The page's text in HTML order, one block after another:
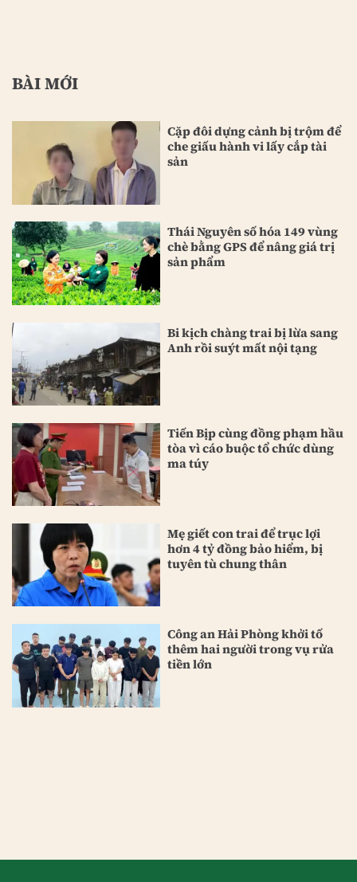
BÀI MỚI
Cặp đôi dựng cảnh bị trộm để
che giấu hành vi lấy cắp tài
sản
Thái Nguyên số hóa 149 vùng
chè bằng GPS để nâng giá trị
sản phẩm
Bi kịch chàng trai bị lừa sang
Anh rồi suýt mất nội tạng
Tiến Bịp cùng đồng phạm hầu
tòa vì cáo buộc tổ chức dùng
ma túy
Mẹ giết con trai để trục lợi
hơn 4 tỷ đồng bảo hiểm, bị
tuyên tù chung thân
Công an Hải Phòng khởi tố
thêm hai người trong vụ rửa
tiền lớn